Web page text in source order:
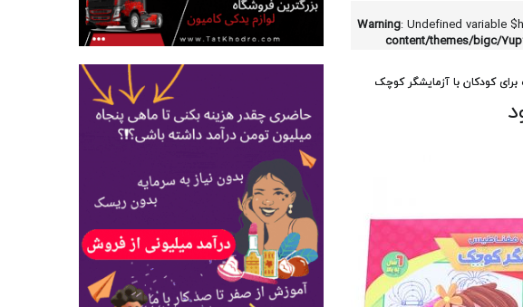
Warning: Undefined variable
content/themes/bigc/
کودکان با آزمایشگر کوچک